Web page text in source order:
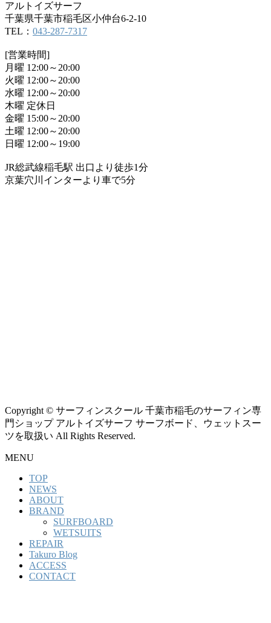
アルトイズサーフ
千葉県千葉市稲毛区小仲台6-2-10
TEL： 043-287-7317
[営業時間]
月曜 12:00～20:00
火曜 12:00～20:00
水曜 12:00～20:00
木曜 定休日
金曜 15:00～20:00
土曜 12:00～20:00
日曜 12:00～19:00
JR総武線稲毛駅 出口より徒歩1分
京葉穴川インターより車で5分
Copyright © サーフィンスクール 千葉市稲毛のサーフィン専
門ショップ アルトイズサーフ サーフボード、ウェットスー
ツを取扱い All Rights Reserved.
MENU
TOP
NEWS
ABOUT
BRAND
SURFBOARD
WETSUITS
REPAIR
Takuro Blog
ACCESS
CONTACT